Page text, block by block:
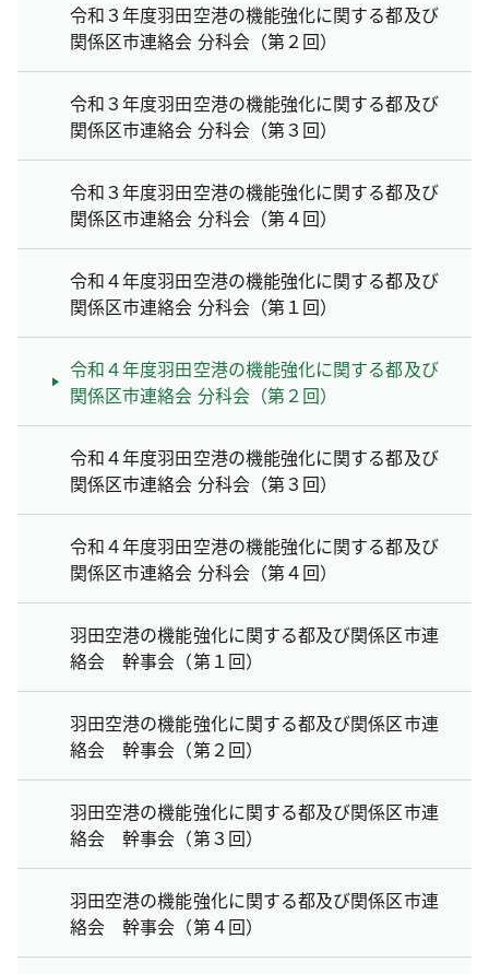
令和３年度羽田空港の機能強化に関する都及び
関係区市連絡会 分科会（第２回）
令和３年度羽田空港の機能強化に関する都及び
関係区市連絡会 分科会（第３回）
令和３年度羽田空港の機能強化に関する都及び
関係区市連絡会 分科会（第４回）
令和４年度羽田空港の機能強化に関する都及び
関係区市連絡会 分科会（第１回）
令和４年度羽田空港の機能強化に関する都及び
関係区市連絡会 分科会（第２回）
令和４年度羽田空港の機能強化に関する都及び
関係区市連絡会 分科会（第３回）
令和４年度羽田空港の機能強化に関する都及び
関係区市連絡会 分科会（第４回）
羽田空港の機能強化に関する都及び関係区市連
絡会 幹事会（第１回）
羽田空港の機能強化に関する都及び関係区市連
絡会 幹事会（第２回）
羽田空港の機能強化に関する都及び関係区市連
絡会 幹事会（第３回）
羽田空港の機能強化に関する都及び関係区市連
絡会 幹事会（第４回）